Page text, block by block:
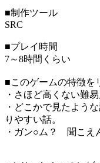
■制作ツール
SRC
■プレイ時間
7～8時間くらい
■このゲームの特徴を
・さほど高くない難易
・どこかで見たよう
りやすい話。
・ガン○ム？ 聞こえ